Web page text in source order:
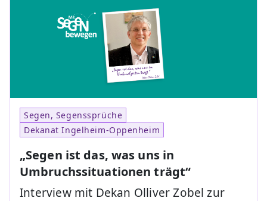
Segen, Segenssprüche
Dekanat Ingelheim-Oppenheim
„Segen ist das, was uns in
Umbruchssituationen trägt“
Interview mit Dekan Olliver Zobel zur